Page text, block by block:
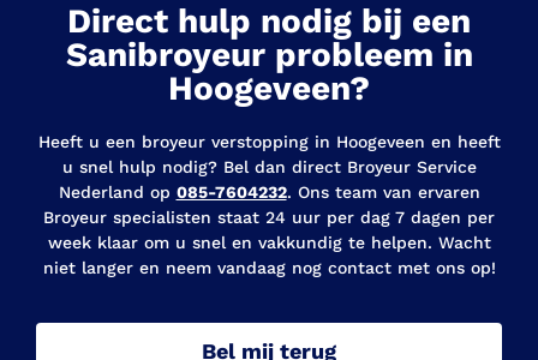
Direct hulp nodig bij een
Sanibroyeur probleem in
Hoogeveen?
Heeft u een broyeur verstopping in Hoogeveen en heeft
u snel hulp nodig? Bel dan direct Broyeur Service
Nederland op 085-7604232. Ons team van ervaren
Broyeur specialisten staat 24 uur per dag 7 dagen per
week klaar om u snel en vakkundig te helpen. Wacht
niet langer en neem vandaag nog contact met ons op!
Bel mij terug